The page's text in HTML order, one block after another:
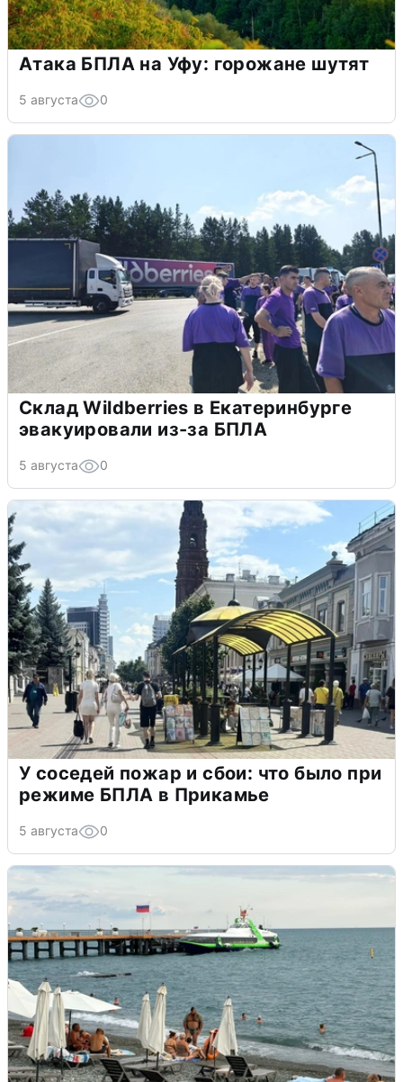
Атака БПЛА на Уфу: горожане шутят
5 августа 0
Склад Wildberries в Екатеринбурге
эвакуировали из-за БПЛА
5 августа 0
У соседей пожар и сбои: что было при
режиме БПЛА в Прикамье
5 августа 0